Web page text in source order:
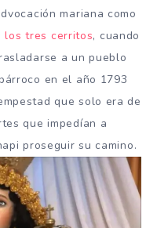
mariana como
tres cerritos, cuando
a un pueblo
en el año 1793
que solo era de
que impedían a
proseguir su camino.